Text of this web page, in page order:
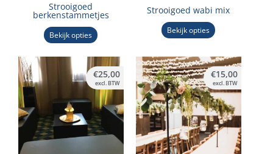
Strooigoed
berkenstammetjes
Bekijk opties
Strooigoed wabi mix
Bekijk opties
€25,00
excl. BTW
€15,00
excl. BTW